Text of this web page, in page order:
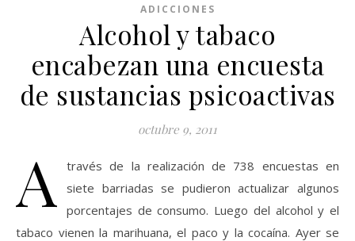
ADICCIONES
Alcohol y tabaco
encabezan una encuesta
de sustancias psicoactivas
octubre 9, 2011
A
través de la realización de 738 encuestas en
siete barriadas se pudieron actualizar algunos
porcentajes de consumo. Luego del alcohol y el
tabaco vienen la marihuana, el paco y la cocaína. Ayer se